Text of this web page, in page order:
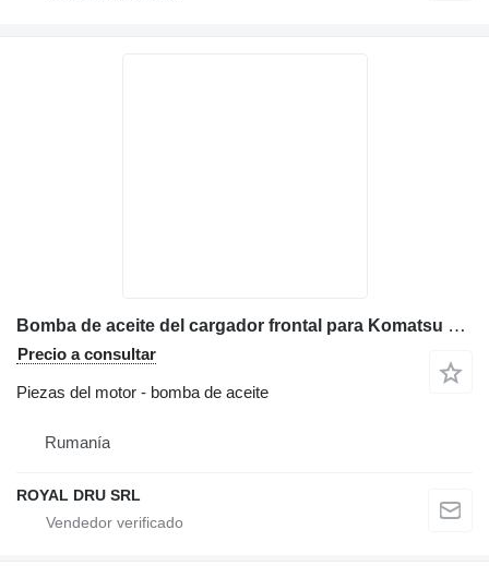
Bomba de aceite del cargador frontal para Komatsu WA150 maquinaria de construcción
Precio a consultar
Piezas del motor - bomba de aceite
Rumanía
ROYAL DRU SRL